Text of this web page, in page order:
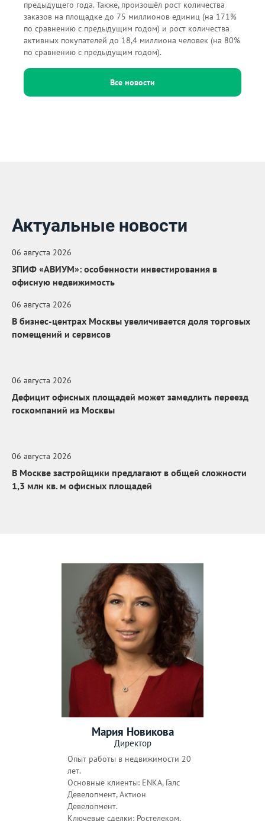
предыдущего года. Также, произошёл рост количества
заказов на площадке до 75 миллионов единиц (на 171%
по сравнению с предыдущим годом) и рост количества
активных покупателей до 18,4 миллиона человек (на 80%
по сравнению с предыдущим годом).
Все новости
Актуальные новости
06 августа 2026
ЗПИФ «АВИУМ»: особенности инвестирования в
офисную недвижимость
06 августа 2026
В бизнес-центрах Москвы увеличивается доля торговых
помещений и сервисов
06 августа 2026
Дефицит офисных площадей может замедлить переезд
госкомпаний из Москвы
06 августа 2026
В Москве застройщики предлагают в общей сложности
1,3 млн кв. м офисных площадей
Мария Новикова
Директор
Опыт работы в недвижимости 20
лет.
Основные клиенты: ENKA, Галс
Девелопмент, Актион
Девелопмент.
Ключевые сделки: Ростелеком,